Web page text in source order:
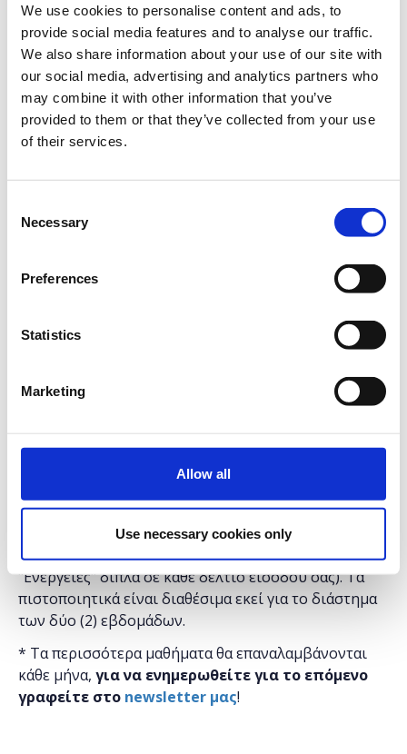
We use cookies to personalise content and ads, to
provide social media features and to analyse our traffic.
We also share information about your use of our site with
our social media, advertising and analytics partners who
may combine it with other information that you’ve
provided to them or that they’ve collected from your use
of their services.
Selection
Necessary
Preferences
Statistics
Marketing
Allow all
Use necessary cookies only
Το σεμινάριο έχει ως στόχο να μάθει στους
συμμετέχοντες πώς μπορούν να δημιουργήσουν με
ευκολία αλλά και αποτελεσματικότητα περιεχόμενο,
στην πλατφόρμα του WordPress, να οργανώσουν το
σκελετό του site τους, να διαμορφώνουν και να
προσαρμόζουν περιεχόμενο ανάλογα με τις ανάγκες
Τα μαθήματα γίνονται μόνο με φυσική παρουσία.
ΣτοFound.ation
"Microsoft
συμμετοχή για το κοινό
* Τα μαθήματα γίνονται μόνο με φυσική παρουσία.
μόνο σε ένα, αυτό που σας βολεύει περισσότερο σε
* Μετά το τέλος τον μαθημάτων και αφού το έχετε
παρακολουθήσει μπορείτε να εκτυπώσετε τα
πιστοποιητικά ​σας στοMyTickets(Επιλέγοντας
"Ενέργειες" δίπλα σε κάθε δελτίο εισόδου σας). Τα
πιστοποιητικά είναι διαθέσιμα εκεί για το διάστημα
των δύο (2) εβδομάδων.
* Τα περισσότερα μαθήματα θα επαναλαμβάνονται
κάθε μήνα, για να ενημερωθείτε για το επόμενο
γραφείτε στο newsletter μας!